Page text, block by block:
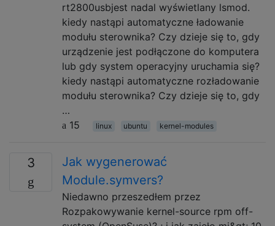
rt2800usbjest nadal wyświetlany lsmod.
kiedy nastąpi automatyczne ładowanie
modułu sterownika? Czy dzieje się to, gdy
urządzenie jest podłączone do komputera
lub gdy system operacyjny uruchamia się?
kiedy nastąpi automatyczne rozładowanie
modułu sterownika? Czy dzieje się to, gdy
…
15
linux ubuntu kernel-modules
3
Jak wygenerować
Module.symvers?
Niedawno przeszedłem przez
Rozpakowywanie kernel-source rpm off-